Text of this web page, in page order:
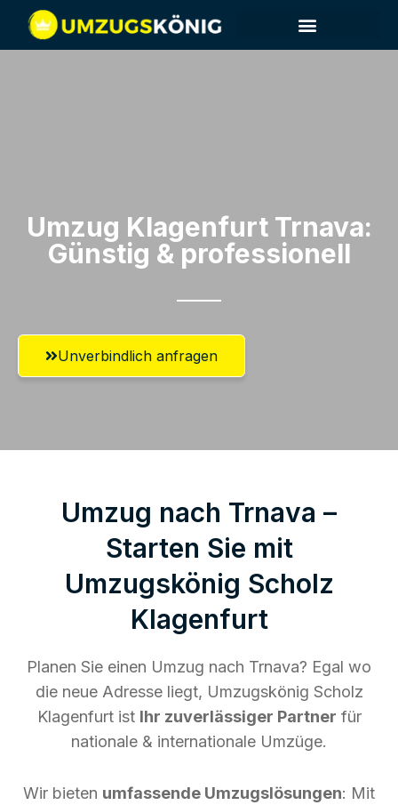
Umzug Klagenfurt​ Trnava:
Günstig & professionell​
Unverbindlich anfragen
Umzug nach Trnava –
Starten Sie mit
Umzugskönig Scholz
Klagenfurt
Planen Sie einen Umzug nach Trnava? Egal wo
die neue Adresse liegt, Umzugskönig Scholz
Klagenfurt ist Ihr zuverlässiger Partner für
nationale & internationale Umzüge.
Wir bieten umfassende Umzugslösungen: Mit